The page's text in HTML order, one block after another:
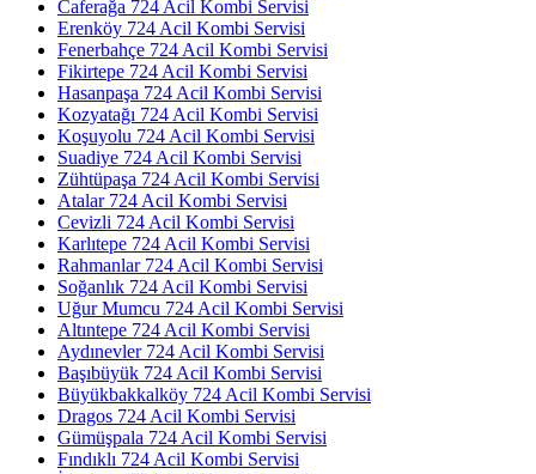
Caferağa 724 Acil Kombi Servisi
Erenköy 724 Acil Kombi Servisi
Fenerbahçe 724 Acil Kombi Servisi
Fikirtepe 724 Acil Kombi Servisi
Hasanpaşa 724 Acil Kombi Servisi
Kozyatağı 724 Acil Kombi Servisi
Koşuyolu 724 Acil Kombi Servisi
Suadiye 724 Acil Kombi Servisi
Zühtüpaşa 724 Acil Kombi Servisi
Atalar 724 Acil Kombi Servisi
Cevizli 724 Acil Kombi Servisi
Karlıtepe 724 Acil Kombi Servisi
Rahmanlar 724 Acil Kombi Servisi
Soğanlık 724 Acil Kombi Servisi
Uğur Mumcu 724 Acil Kombi Servisi
Altıntepe 724 Acil Kombi Servisi
Aydınevler 724 Acil Kombi Servisi
Başıbüyük 724 Acil Kombi Servisi
Büyükbakkalköy 724 Acil Kombi Servisi
Dragos 724 Acil Kombi Servisi
Gümüşpala 724 Acil Kombi Servisi
Fındıklı 724 Acil Kombi Servisi